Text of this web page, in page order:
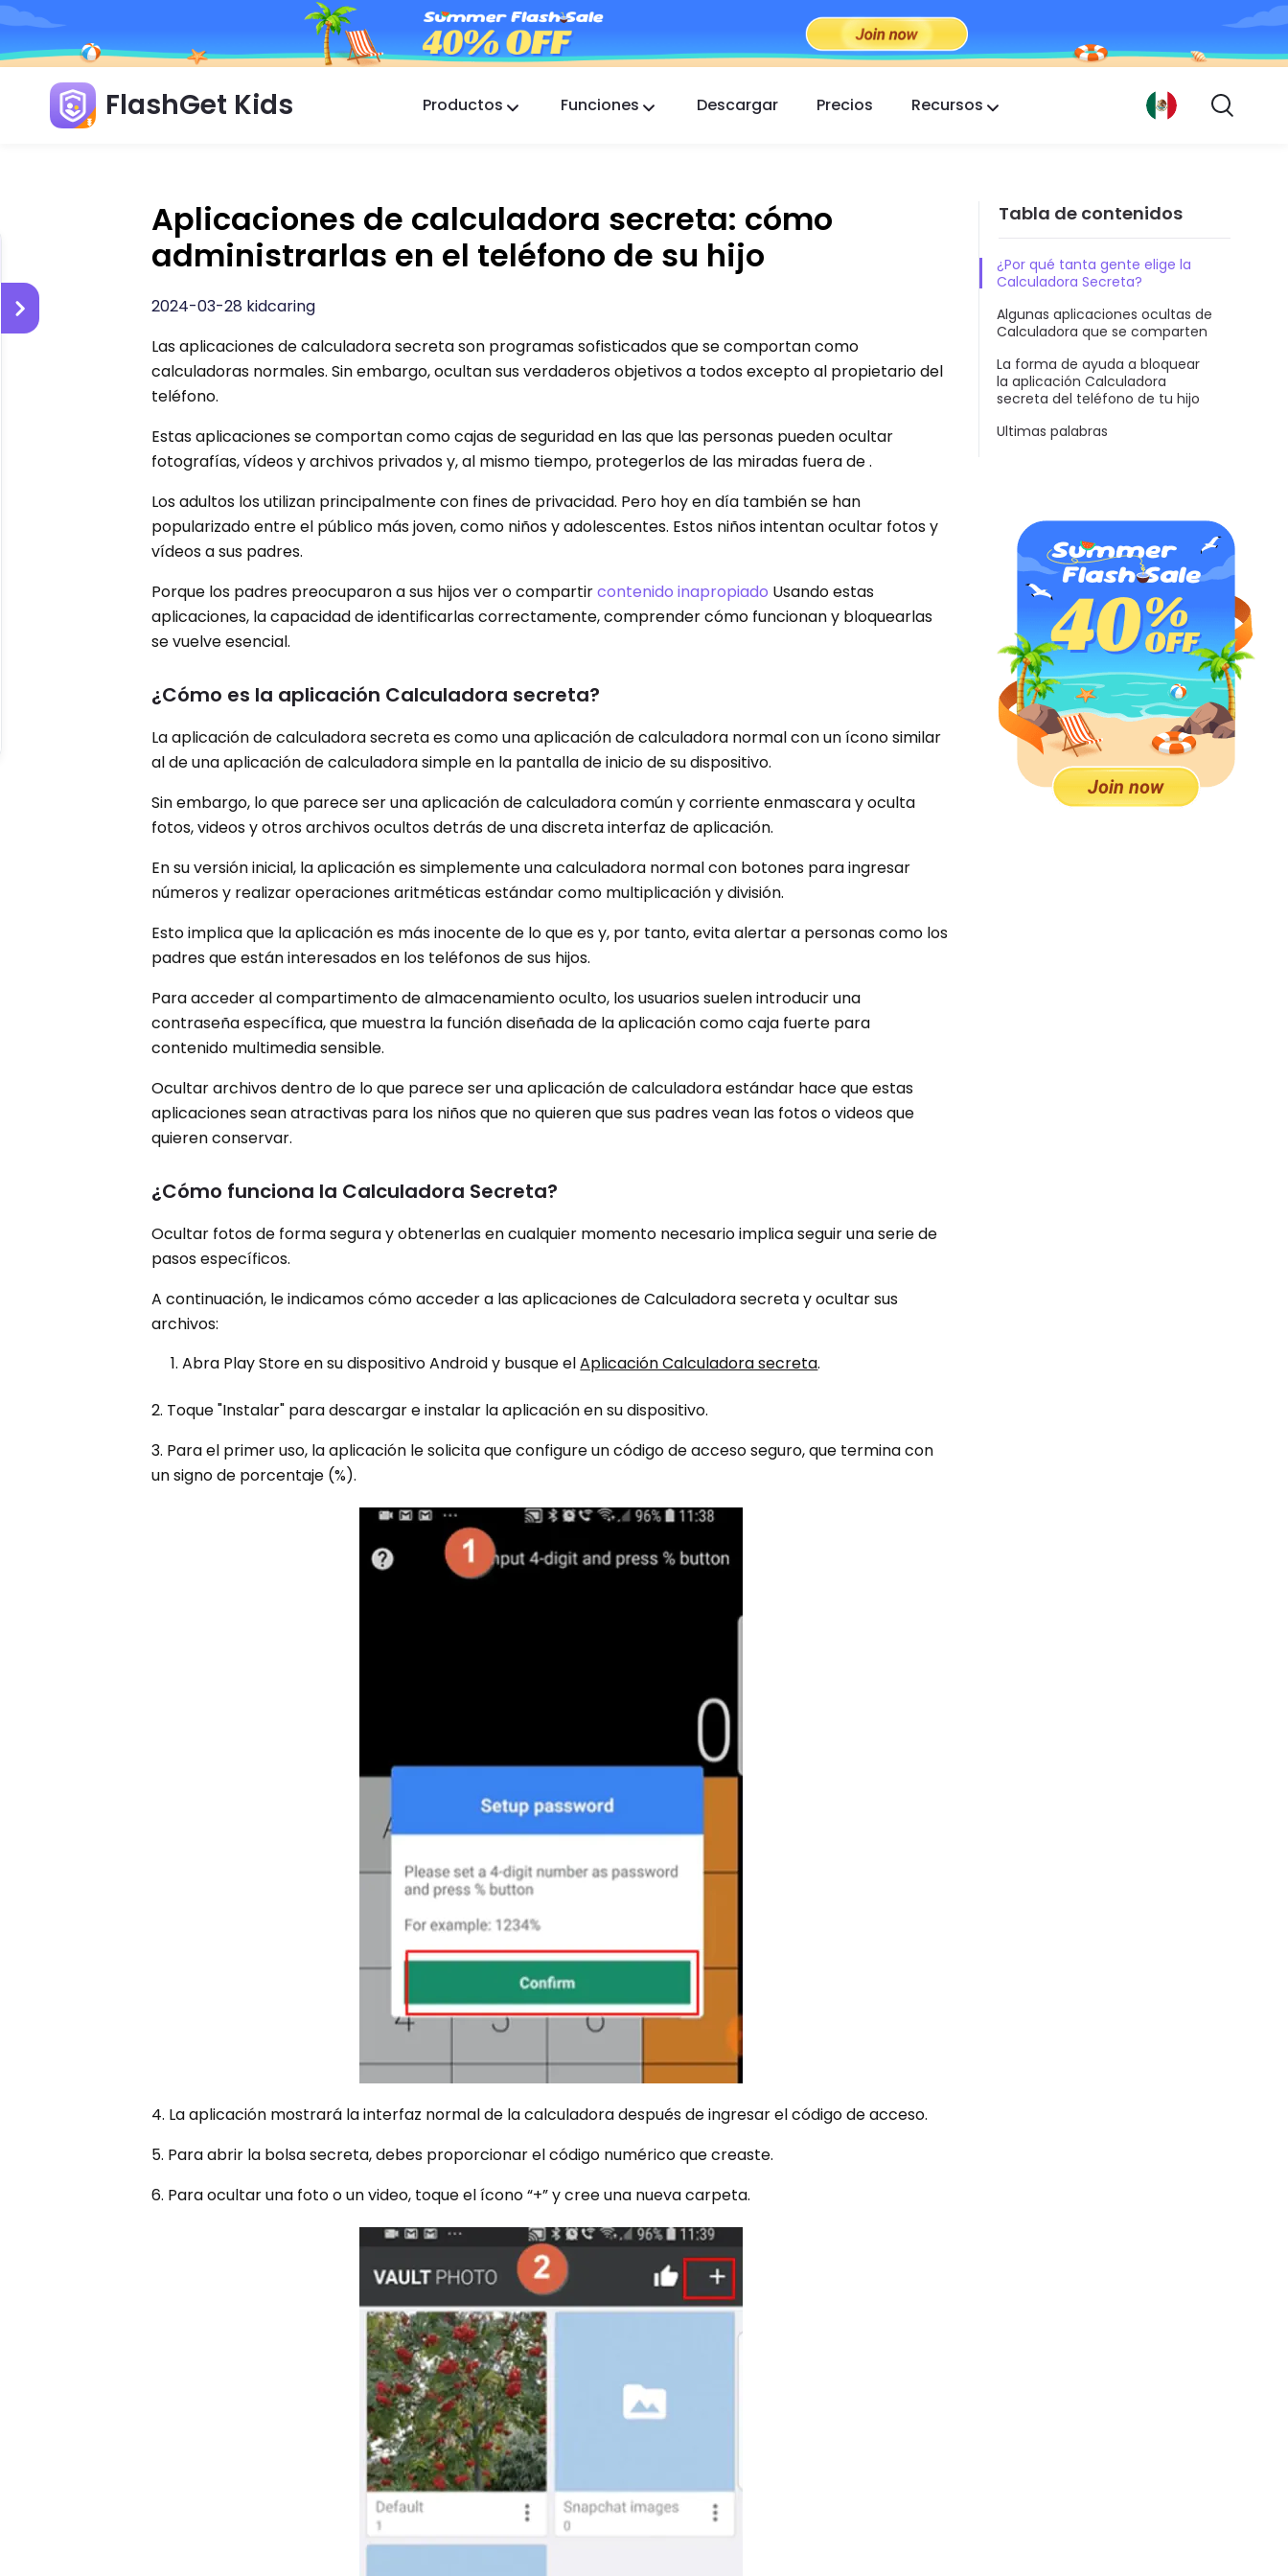
FlashGet Kids Productos
FlashGet Finder
La seguridad antirrobo de tu teléfono, nuestra
responsabilidad.
Funciones Descargar Precios Recursos
Aplicaciones de calculadora secreta: cómo
administrarlas en el teléfono de su hijo
2024-03-28 kidcaring
Las aplicaciones de calculadora secreta son programas sofisticados que se comportan como
calculadoras normales. Sin embargo, ocultan sus verdaderos objetivos a todos excepto al propietario del
teléfono.
Estas aplicaciones se comportan como cajas de seguridad en las que las personas pueden ocultar
fotografías, vídeos y archivos privados y, al mismo tiempo, protegerlos de las miradas fuera de .
Los adultos los utilizan principalmente con fines de privacidad. Pero hoy en día también se han
popularizado entre el público más joven, como niños y adolescentes. Estos niños intentan ocultar fotos y
vídeos a sus padres.
Porque los padres preocuparon a sus hijos ver o compartircontenido inapropiado Usando estas
aplicaciones, la capacidad de identificarlas correctamente, comprender cómo funcionan y bloquearlas
se vuelve esencial.
¿Cómo es la aplicación Calculadora secreta?
La aplicación de calculadora secreta es como una aplicación de calculadora normal con un ícono similar
al de una aplicación de calculadora simple en la pantalla de inicio de su dispositivo.
Sin embargo, lo que parece ser una aplicación de calculadora común y corriente enmascara y oculta
fotos, videos y otros archivos ocultos detrás de una discreta interfaz de aplicación.
En su versión inicial, la aplicación es simplemente una calculadora normal con botones para ingresar
números y realizar operaciones aritméticas estándar como multiplicación y división.
Esto implica que la aplicación es más inocente de lo que es y, por tanto, evita alertar a personas como los
padres que están interesados ​​en los teléfonos de sus hijos.
Para acceder al compartimento de almacenamiento oculto, los usuarios suelen introducir una
contraseña específica, que muestra la función diseñada de la aplicación como caja fuerte para
contenido multimedia sensible.
Ocultar archivos dentro de lo que parece ser una aplicación de calculadora estándar hace que estas
aplicaciones sean atractivas para los niños que no quieren que sus padres vean las fotos o videos que
quieren conservar.
¿Cómo funciona la Calculadora Secreta?
Ocultar fotos de forma segura y obtenerlas en cualquier momento necesario implica seguir una serie de
pasos específicos.
A continuación, le indicamos cómo acceder a las aplicaciones de Calculadora secreta y ocultar sus
archivos:
Abra Play Store en su dispositivo Android y busque elAplicación Calculadora secreta.
2. Toque "Instalar" para descargar e instalar la aplicación en su dispositivo.
3. Para el primer uso, la aplicación le solicita que configure un código de acceso seguro, que termina con
un signo de porcentaje (%).
4. La aplicación mostrará la interfaz normal de la calculadora después de ingresar el código de acceso.
5. Para abrir la bolsa secreta, debes proporcionar el código numérico que creaste.
6. Para ocultar una foto o un video, toque el ícono “+” y cree una nueva carpeta.
Tabla de contenidos
¿Por qué tanta gente elige la
Calculadora Secreta?
Algunas aplicaciones ocultas de
Calculadora que se comparten
La forma de ayuda a bloquear
la aplicación Calculadora
secreta del teléfono de tu hijo
Ultimas palabras